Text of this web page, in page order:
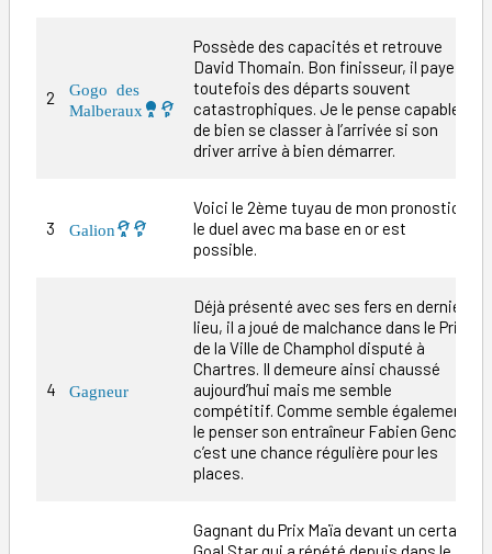
2
Gogo des
Malberaux
Possède des capacités et retrouve
David Thomain. Bon finisseur, il paye
toutefois des départs souvent
catastrophiques. Je le pense capable
de bien se classer à l’arrivée si son
driver arrive à bien démarrer.
3 Galion
Voici le 2ème tuyau de mon pronostic,
le duel avec ma base en or est
possible.
4 Gagneur
Déjà présenté avec ses fers en dernier
lieu, il a joué de malchance dans le Prix
de la Ville de Champhol disputé à
Chartres. Il demeure ainsi chaussé
aujourd’hui mais me semble
compétitif. Comme semble également
le penser son entraîneur Fabien Gence,
c’est une chance régulière pour les
places.
Gagnant du Prix Maïa devant un certain